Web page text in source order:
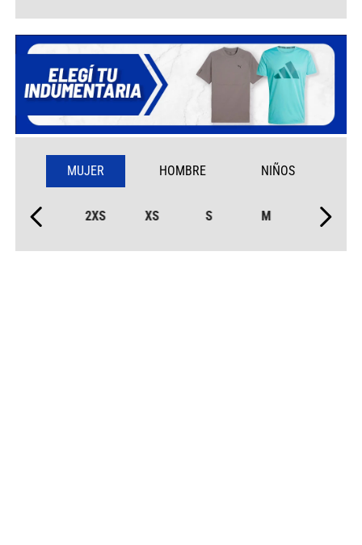
MUJER HOMBRE NIÑOS
2XS XS S M